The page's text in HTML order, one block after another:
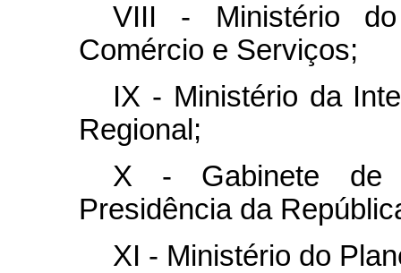
VIII - Ministério do
Comércio e Serviços;
IX - Ministério da
Regional;
X - Gabinete de
Presidência da
XI - Ministério do